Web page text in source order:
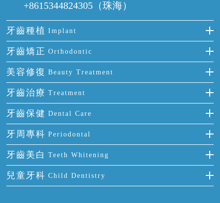
+8615344824305（珠海）
牙齒種植 Implant
種牙
單顆牙缺失
門牙缺失
多顆牙缺失
半口缺失
全口缺失
牙齒矯正 Orthodontic
隱形箍牙
前牙反頜
牙齒擁擠
牙齒前突
牙齒稀疏
美容修復 Beauty Treatment
全瓷牙
烤瓷牙
氟斑牙
四環素牙
活動假牙
牙貼面
牙齒治療 Treatment
補牙
智齒
根管治療
拔牙
牙痛
牙齒保健 Dental Care
正確刷牙
全國愛牙日
預防牙病
牙科通識
牙周專科 Periodontal
牙周炎
牙齦出血
牙齦炎
牙齒美白 Teeth Whitening
冷光美白
兒童牙科 Child Dentistry